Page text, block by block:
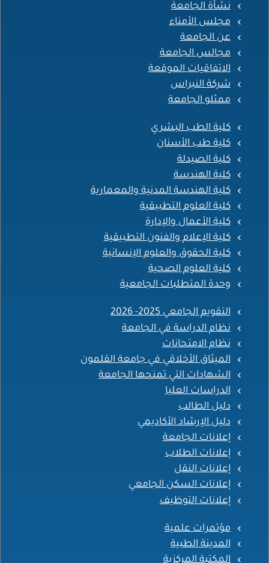
نشأة الجامعة
مجلس الأمناء
عن الجامعة
مجالس الجامعة
الاتفاقيات الموقعة
شركة النبراس
ممثلو الجامعة
كلية الطب البشري
كلية طب الأسنان
كلية الصيدلة
كلية الهندسة
كلية الهندسة المدنية والمعمارية
كلية العلوم التطبيقية
كلية الأعمال والإدارة
كلية الإعلام والفنون التطبيقية
كلية الحقوق والعلوم الإنسانية
كلية العلوم الصحية
وحدة المتطلبات الجامعية
التقويم الجامعي 2025- 2026
نظام الدراسة في الجامعة
نظام الامتحانات
الميثاق الأخلاقي في جامعة القلمون
الشهادات التي تمنحها الجامعة
الدراسات العليا
دليل الطالب
دليل الإرشاد الأكاديمي
إعلانات الجامعة
إعلانات الطلاب
إعلانات النقل
إعلانات السكن الجامعي
إعلانات التوظيف
مؤتمرات علمية
المدينة الطبية
المكتبة المركزية